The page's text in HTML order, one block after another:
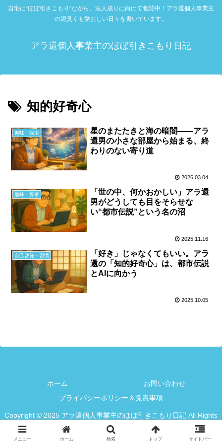
自宅に“ほぼ引きこもり”ながら、法人成りに向けて奮闘中！アラ還個人事業主
の泥臭くも愛おしい日々を書いています。
アラ還個人事業主のほぼ引きこもり日記
知的好奇心
趣味・探求
星のまたたきと海の暗闇――アラ
還男の小さな部屋から始まる、終
わりのない寄り道
2026.03.04
趣味・探求
「世の中、何かおかしい」アラ還
男がどうしても目をそらせな
い“都市伝説”という名の沼
2025.11.16
自己啓発・習慣
「好き」じゃなくてもいい。アラ
還の「知的好奇心」は、都市伝説
とAIに向かう
2025.10.05
ホーム
お問い合わせ
プライバシーポリシー＆免責事項
Copyright © 2025 アラ還個人事業主のほぼ引きこもり日記 All Rights
Reserved.
メニュー ホーム 検索 トップ サイドバー